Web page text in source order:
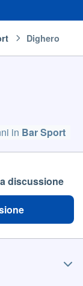
Dighero
in Bar Sport
discussione